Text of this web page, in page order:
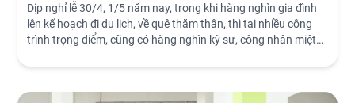
Dịp nghỉ lễ 30/4, 1/5 năm nay, trong khi hàng nghìn gia đình
lên kế hoạch đi du lịch, về quê thăm thân, thì tại nhiều công
trình trọng điểm, cũng có hàng nghìn kỹ sư, công nhân miệt